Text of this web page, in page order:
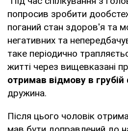
попросив зробити
поганий стан здоров'я та
негативних та
таке періодично
житті через вищевказані
отримав відмову в грубій
дружина.
Після цього чоловік